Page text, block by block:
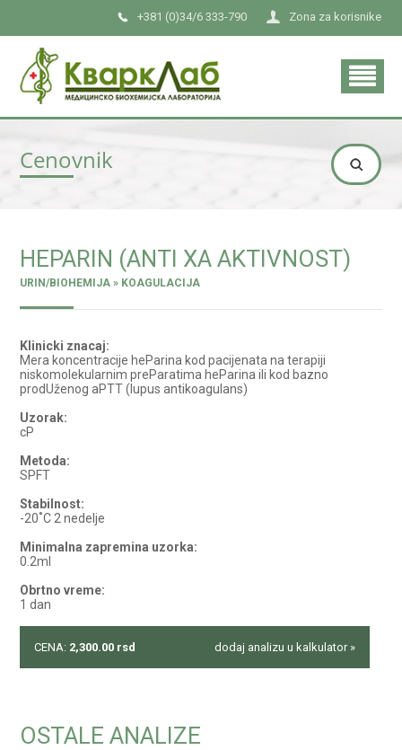
Zona za korisnike
+381 (0)34/6 333-790
Cenovnik
HEPARIN (ANTI XA AKTIVNOST)
URIN/BIOHEMIJA » KOAGULACIJA
Klinicki znacaj:
Mera koncentracije heParina kod pacijenata na terapiji
niskomolekularnim preParatima heParina ili kod bazno
prodUženog aPTT (lupus antikoagulans)
Uzorak:
cP
Metoda:
SPFT
Stabilnost:
-20˚C 2 nedelje
Minimalna zapremina uzorka:
0.2ml
Obrtno vreme:
1 dan
CENA: 2,300.00 rsd dodaj analizu u kalkulator »
OSTALE ANALIZE